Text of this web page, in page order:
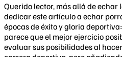
Querido lector, más allá de echar
dedicar este artículo a echar
épocas de éxito y gloria
parece que el mejor ejercicio
evaluar sus posibilidades al